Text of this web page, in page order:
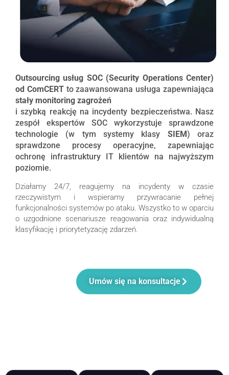
Outsourcing usług SOC (Security Operations Center)
od ComCERTto zaawansowana usługa zapewniająca
stały monitoring zagrożeń
i szybką reakcję na incydenty bezpieczeństwa. Nasz
zespół ekspertów SOC wykorzystuje sprawdzone
technologie (w tym systemy klasy SIEM) oraz
sprawdzone procesy operacyjne, zapewniając
ochronę infrastruktury IT klientów na najwyższym
poziomie.
Działamy 24/7, reagujemy na incydenty w czasie
rzeczywistym i wspieramy przywracanie pełnej
funkcjonalności systemów po ataku. Wszystko to w oparciu
o uzgodnione scenariusze reagowania oraz indywidualną
klasyfikację i priorytetyzację zdarzeń.
Umów się na konsultacje